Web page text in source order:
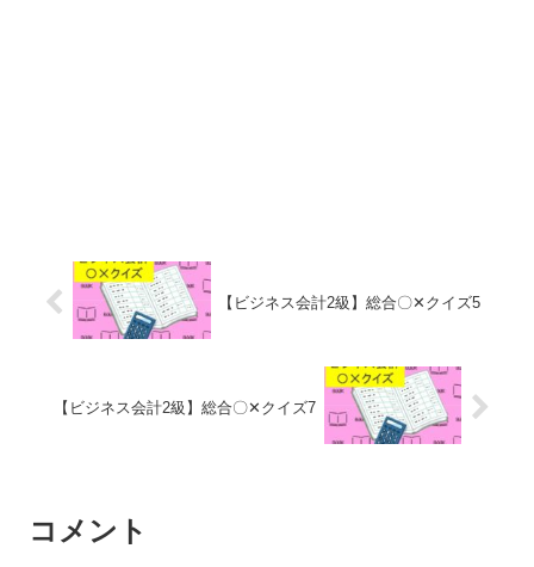
【ビジネス会計2級】総合〇✕クイズ5
【ビジネス会計2級】総合〇✕クイズ7
コメント